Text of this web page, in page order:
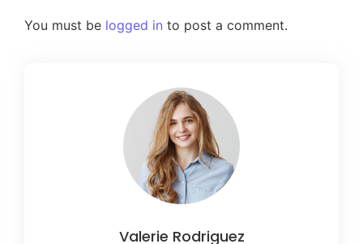
You must be logged in to post a comment.
Valerie Rodriguez